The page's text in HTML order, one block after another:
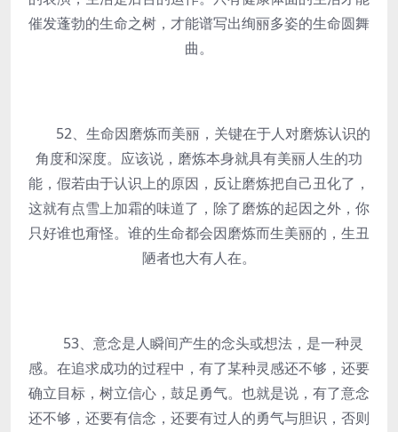
催发蓬勃的生命之树，才能谱写出绚丽多姿的生命圆舞
曲。
52、生命因磨炼而美丽，关键在于人对磨炼认识的
角度和深度。应该说，磨炼本身就具有美丽人生的功
能，假若由于认识上的原因，反让磨炼把自己丑化了，
这就有点雪上加霜的味道了，除了磨炼的起因之外，你
只好谁也甭怪。谁的生命都会因磨炼而生美丽的，生丑
陋者也大有人在。
53、意念是人瞬间产生的念头或想法，是一种灵
感。在追求成功的过程中，有了某种灵感还不够，还要
确立目标，树立信心，鼓足勇气。也就是说，有了意念
还不够，还要有信念，还要有过人的勇气与胆识，否则